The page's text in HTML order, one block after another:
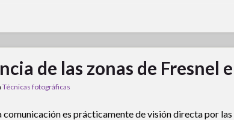
de las zonas de Fresnel
Técnicas fotográficas
es prácticamente de visión directa por las